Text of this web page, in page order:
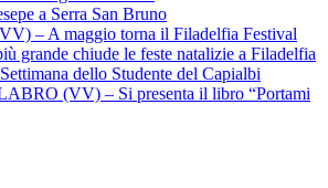
a Serra San Bruno
– A maggio torna il Filadelfia Festival
grande chiude le feste natalizie a Filadelfia
dello Studente del Capialbi
(VV) – Si presenta il libro “Portami